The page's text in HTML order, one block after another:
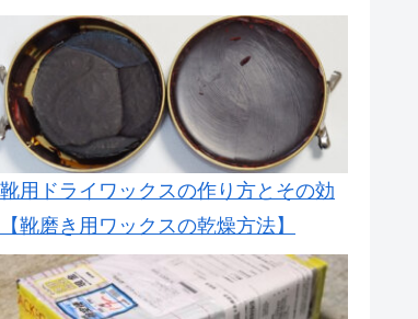
用ドライワックスの作り方とその効
靴磨き用ワックスの乾燥方法】